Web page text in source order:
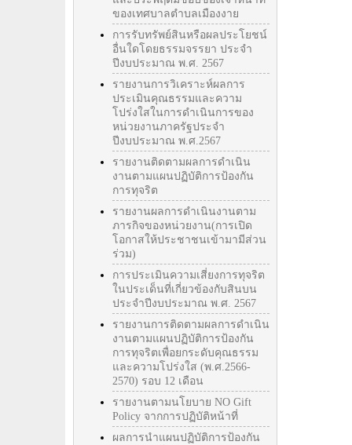
ของเทศบาลตำบลเมืองงาย
การรับทรัพย์สินหรือผลประโยชน์
อื่นใดโดยธรรมจรรยา ประจำ
ปีงบประมาณ พ.ศ. 2567
รายงานการวิเคราะห์ผลการ
ประเมินคุณธรรมและความ
โปร่งใสในการดำเนินการของ
หน่วยงานภาครัฐประจำ
ปีงบประมาณ พ.ศ.2567
รายงานติดตามผลการดำเนิน
งานตามแผนปฏิบัติการป้องกัน
การทุจริต
รายงานผลการดำเนินงานตาม
ภารกิจของหน่วยงาน(การเปิด
โอกาสให้ประชาชนเข้ามามีส่วน
ร่วม)
การประเมินความเสี่ยงการทุจริต
ในประเด็นที่เกี่ยวข้องกับสินบน
ประจำปีงบประมาณ พ.ศ. 2567
รายงานการติดตามผลการดำเนิน
งานตามแผนปฏิบัติการป้องกัน
การทุจริตเพื่อยกระดับคุณธรรม
และความโปร่งใส (พ.ศ.2566-
2570) รอบ 12 เดือน
รายงานตามนโยบาย NO Gift
Policy จากการปฏิบัติหน้าที่
ผลการนำแผนปฏิบัติการป้องกัน